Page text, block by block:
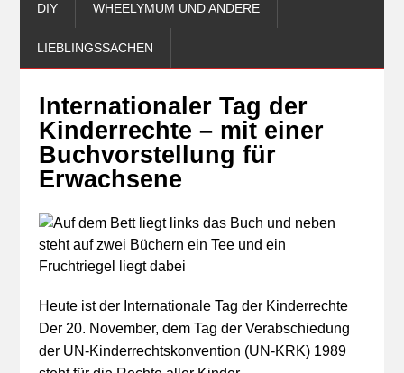
DIY WHEELYMUM UND ANDERE
LIEBLINGSSACHEN
Internationaler Tag der
Kinderrechte – mit einer
Buchvorstellung für
Erwachsene
Heute ist der Internationale Tag der Kinderrechte
Der 20. November, dem Tag der Verabschiedung
der UN-Kinderrechtskonvention (UN-KRK) 1989